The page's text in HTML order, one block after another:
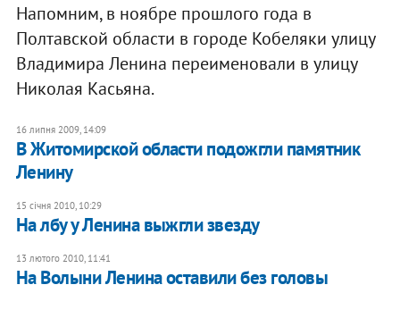
Напомним, в ноябре прошлого года в
Полтавской области в городе Кобеляки улицу
Владимира Ленина переименовали в улицу
Николая Касьяна.
16 липня 2009, 14:09
В Житомирской области подожгли памятник
Ленину
15 січня 2010, 10:29
На лбу у Ленина выжгли звезду
13 лютого 2010, 11:41
На Волыни Ленина оставили без головы